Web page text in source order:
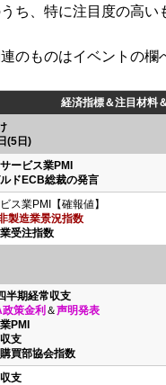
うち、特に注目度の高い
連のものはイベントの欄
経済指標＆注目材料
(5日)
ービス業PMI
ドECB総裁の発言
ス業PMI【確報値】
製造業景況指数
受注指数
半期経常収支
策金利 ＆声明発表
PMI
支
買部協会指数
支